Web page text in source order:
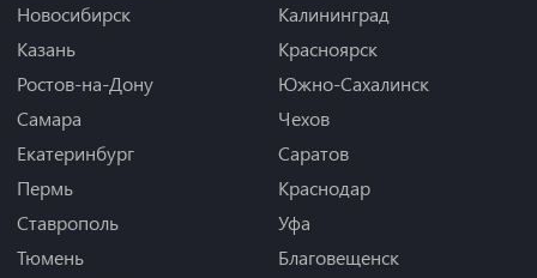
Новосибирск
Казань
Ростов-на-Дону
Самара
Екатеринбург
Пермь
Ставрополь
Тюмень
Калининград
Красноярск
Южно-Сахалинск
Чехов
Саратов
Краснодар
Уфа
Благовещенск